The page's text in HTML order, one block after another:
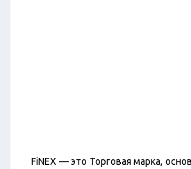
FiNEX — это Торговая марка,